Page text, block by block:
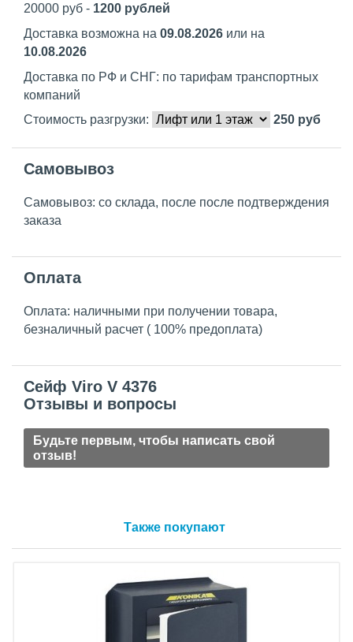
20000 руб - 1200 рублей
Доставка возможна на 09.08.2026 или на
10.08.2026
Доставка по РФ и СНГ: по тарифам транспортных
компаний
Стоимость разгрузки:
250 руб
Самовывоз
Самовывоз: со склада, после после подтверждения
заказа
Оплата
Оплата: наличными при получении товара,
безналичный расчет ( 100% предоплата)
Сейф Viro V 4376
Отзывы и вопросы
Будьте первым, чтобы написать свой
отзыв!
Также покупают